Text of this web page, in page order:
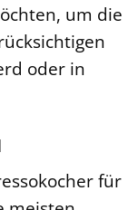
um die
oder in
für